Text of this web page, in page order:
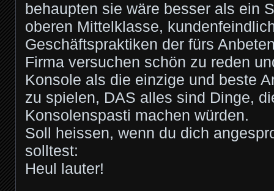
behaupten sie wäre besser als ein
oberen Mittelklasse,
Geschäftspraktiken der fürs
Firma versuchen schön zu reden
Konsole als die einzige und beste
zu spielen, DAS alles sind Dinge,
Konsolenspasti machen würden.
Soll heissen, wenn du dich
solltest:
Heul lauter!